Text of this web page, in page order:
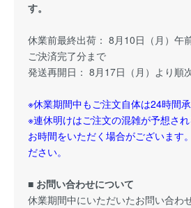
す。
休業前最終出荷： 8月10日（月）午
ご決済完了分まで
発送再開日： 8月17日（月）より順
※休業期間中もご注文自体は24時間承
※連休明けはご注文の混雑が予想さ
お時間をいただく場合がございます
ださい。
■ お問い合わせについて
休業期間中にいただいたお問い合わ